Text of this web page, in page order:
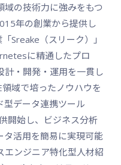
の技術力に強みをもつ
年の創業から提供し
Sreake（スリーク）」
に精通したプロ
計・開発・運用を一貫し
域で培ったノウハウを
データ連携ツール
開始し、ビジネス分析
タ活用を簡易に実現可能
エンジニア特化型人材紹